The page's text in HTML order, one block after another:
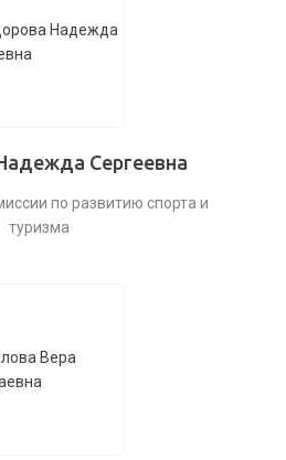
Сергеевна
по развитию спорта и
туризма